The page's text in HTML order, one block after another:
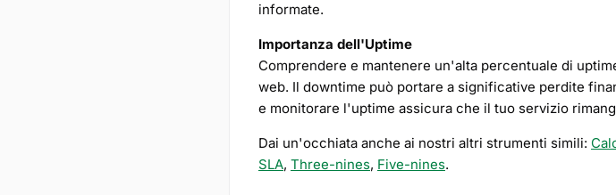
informate.
Importanza dell'Uptime
Comprendere e mantenere un'alta percentuale di
web. Il downtime può portare a significative perdite
e monitorare l'uptime assicura che il tuo servizio
Dai un'occhiata anche ai nostri altri strumenti simili:
SLA, Three-nines, Five-nines.